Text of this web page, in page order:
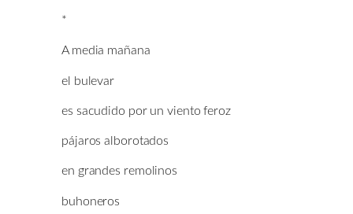
*
A media mañana
el bulevar
es sacudido por un viento feroz
pájaros alborotados
en grandes remolinos
buhoneros